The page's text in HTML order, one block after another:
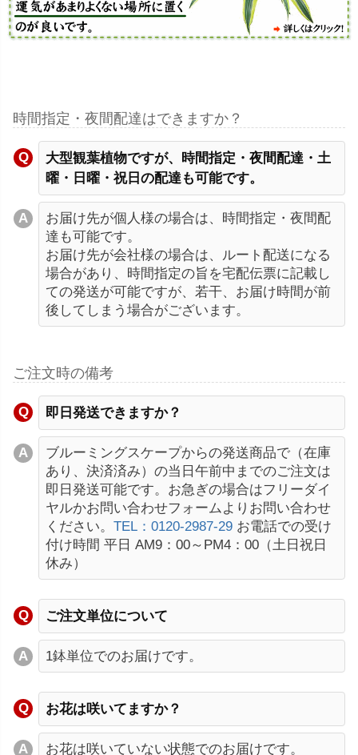
時間指定・夜間配達はできますか？
大型観葉植物ですが、時間指定・夜間配達・土
曜・日曜・祝日の配達も可能です。
お届け先が個人様の場合は、時間指定・夜間配
達も可能です。
お届け先が会社様の場合は、ルート配送になる
場合があり、時間指定の旨を宅配伝票に記載し
ての発送が可能ですが、若干、お届け時間が前
後してしまう場合がございます。
ご注文時の備考
即日発送できますか？
ブルーミングスケープからの発送商品で（在庫
あり、決済済み）の当日午前中までのご注文は
即日発送可能です。お急ぎの場合はフリーダイ
ヤルかお問い合わせフォームよりお問い合わせ
ください。 TEL：0120-2987-29 お電話での受け
付け時間 平日 AM9：00～PM4：00（土日祝日
休み）
ご注文単位について
1鉢単位でのお届けです。
お花は咲いてますか？
お花は咲いていない状態でのお届けです。